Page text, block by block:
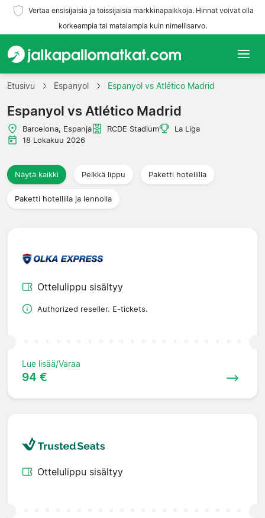
Vertaa ensisijaisia ja toissijaisia markkinapaikkoja. Hinnat voivat olla
korkeampia tai matalampia kuin nimellisarvo.
Etusivu
Joukkueet
Liigat
Matkatoimistoja
Etusivu Espanyol Espanyol vs Atlético Madrid
Espanyol vs Atlético Madrid
Barcelona, Espanja RCDE Stadium
La Liga
18 Lokakuu 2026
Näytä kaikki Pelkkä lippu Paketti hotellilla
Paketti hotellilla ja lennolla
Ottelulippu sisältyy
Authorized reseller. E-tickets.
Lue lisää/Varaa
94 €
Ottelulippu sisältyy